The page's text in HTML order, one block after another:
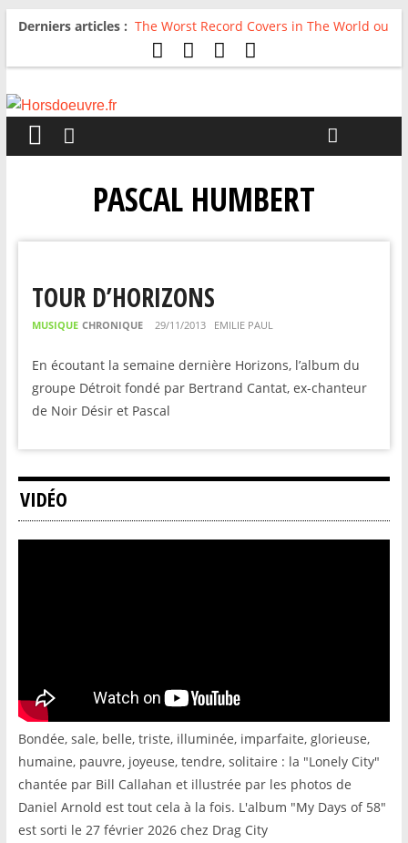
Derniers articles : The Worst Record Covers in The World ou
Comment rire du pire
Avril 2026 : C’est dans les vieux pots
For The First Time, Again : Tyler Ballgame
PASCAL HUMBERT
TOUR D’HORIZONS
MUSIQUE CHRONIQUE 29/11/2013 EMILIE PAUL
En écoutant la semaine dernière Horizons, l’album du
groupe Détroit fondé par Bertrand Cantat, ex-chanteur
de Noir Désir et Pascal
VIDÉO
Bondée, sale, belle, triste, illuminée, imparfaite, glorieuse,
humaine, pauvre, joyeuse, tendre, solitaire : la "Lonely City"
chantée par Bill Callahan et illustrée par les photos de
Daniel Arnold est tout cela à la fois. L'album "My Days of 58"
est sorti le 27 février 2026 chez Drag City